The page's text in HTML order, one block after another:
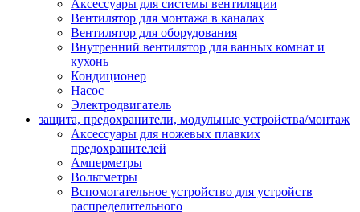
Аксессуары для системы вентиляции
Вентилятор для монтажа в каналах
Вентилятор для оборудования
Внутренний вентилятор для ванных комнат и
кухонь
Кондиционер
Насос
Электродвигатель
защита, предохранители, модульные устройства/монтаж
Аксессуары для ножевых плавких
предохранителей
Амперметры
Вольтметры
Вспомогательное устройство для устройств
распределительного